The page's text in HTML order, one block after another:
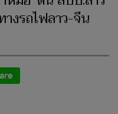
งรถไฟลาว-จีน